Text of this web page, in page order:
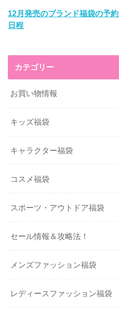
12月発売のブランド福袋の予
日程
カテゴリー
お買い物情報
キッズ福袋
キャラクター福袋
コスメ福袋
スポーツ・アウトドア福袋
セール情報＆攻略法！
メンズファッション福袋
レディースファッション福袋